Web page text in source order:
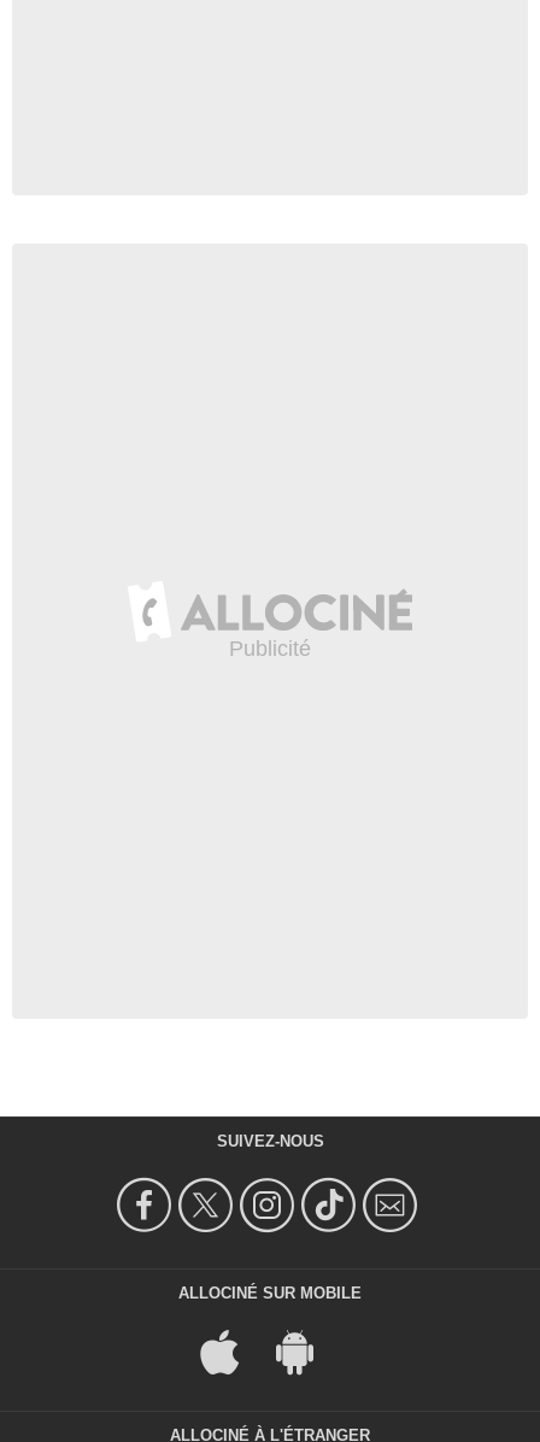
SUIVEZ-NOUS
ALLOCINÉ SUR MOBILE
ALLOCINÉ À L'ÉTRANGER